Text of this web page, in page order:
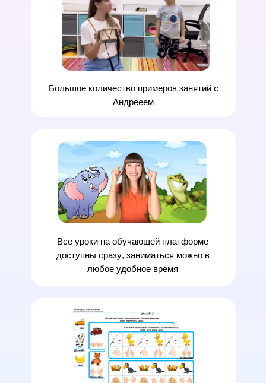
Большое количество примеров занятийс
Андрееем
Все уроки на обучающей платформе
доступны сразу, заниматься можно в
любое удобное время